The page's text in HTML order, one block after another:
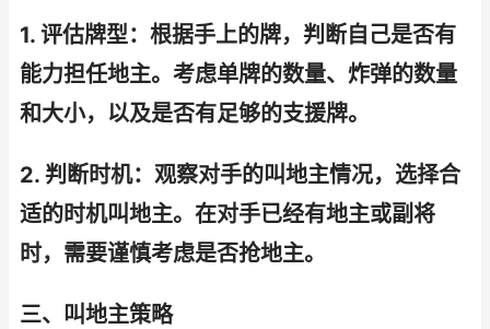
1. 评估牌型：根据手上的牌，判断自己是否有
能力担任地主。考虑单牌的数量、炸弹的数量
和大小，以及是否有足够的支援牌。
2. 判断时机：观察对手的叫地主情况，选择合
适的时机叫地主。在对手已经有地主或副将
时，需要谨慎考虑是否抢地主。
三、叫地主策略